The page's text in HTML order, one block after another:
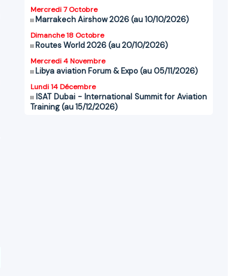
Mercredi 7 Octobre
Marrakech Airshow 2026 (au 10/10/2026)
Dimanche 18 Octobre
Routes World 2026 (au 20/10/2026)
Mercredi 4 Novembre
Libya aviation Forum & Expo (au 05/11/2026)
Lundi 14 Décembre
ISAT Dubai - International Summit for Aviation
Training (au 15/12/2026)